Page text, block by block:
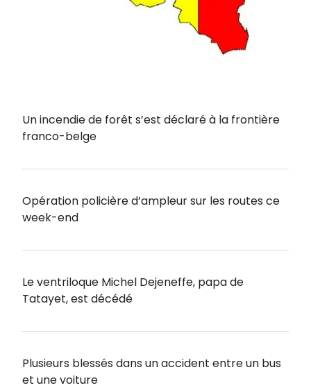
Un incendie de forêt s’est déclaré à la frontière
franco-belge
Opération policière d’ampleur sur les routes ce
week-end
Le ventriloque Michel Dejeneffe, papa de
Tatayet, est décédé
Plusieurs blessés dans un accident entre un bus
et une voiture